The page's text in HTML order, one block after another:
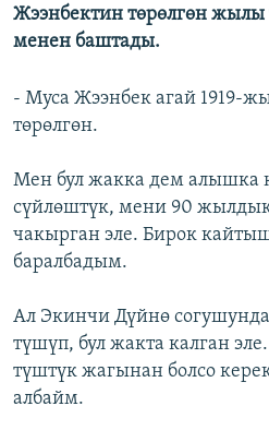
Жээнбектин төрөлгөн
менен баштады.
- Муса Жээнбек агай 1919-
төрөлгөн.
Мен бул жакка дем алышка
сүйлөштүк, мени 90 жылдык
чакырган эле. Бирок
баралбадым.
Ал Экинчи Дүйнө согушунда
түшүп, бул жакта калган
түштүк жагынан болсо
албайм.